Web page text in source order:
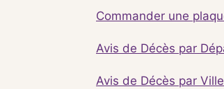
Commander une
Avis de Décès par
Avis de Décès par Ville